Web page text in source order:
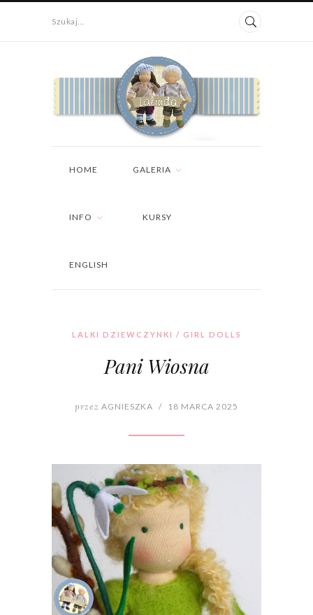
Szukaj...
HOME GALERIA
INFO KURSY
ENGLISH
LALKI DZIEWCZYNKI / GIRL DOLLS
Pani Wiosna
przez AGNIESZKA / 18 MARCA 2025